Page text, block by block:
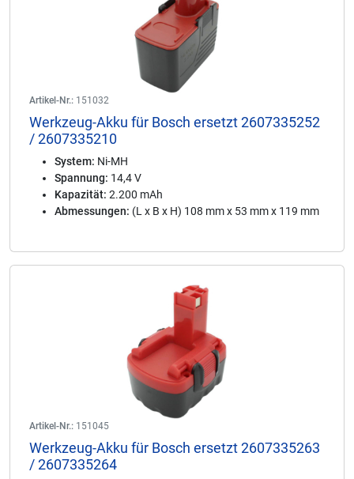
Artikel-Nr.: 151032
Werkzeug-Akku für Bosch ersetzt 2607335252
/ 2607335210
System: Ni-MH
Spannung: 14,4 V
Kapazität: 2.200 mAh
Abmessungen: (L x B x H) 108 mm x 53 mm x 119 mm
Artikel-Nr.: 151045
Werkzeug-Akku für Bosch ersetzt 2607335263
/ 2607335264